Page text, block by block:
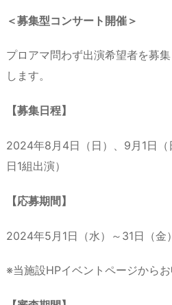
＜募集型コンサート開催＞
プロアマ問わず出演希望者を募
します。
【募集日程】
2024年8月4日（日）、9月1日
日1組出演）
【応募期間】
2024年5月1日（水）～31日（金）
※当施設HPイベントページからお